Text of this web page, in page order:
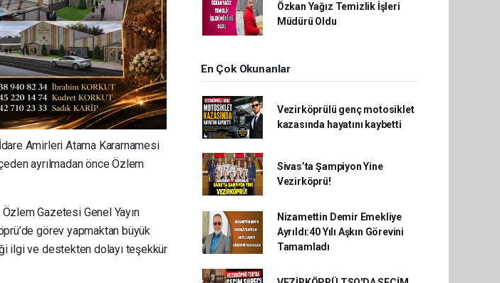
Amirleri Atama Kararnamesi
ayrılmadan önce Özlem
Gazetesi Genel Yayın
görev yapmaktan büyük
ilgi ve destekten dolayı teşekkür
Özkan Yağız Temizlik İşleri
Müdürü Oldu
En Çok Okunanlar
Vezirköprülü genç motosiklet
kazasında hayatını kaybetti
Sivas’ta Şampiyon Yine
Vezirköprü!
Nizamettin Demir Emekliye
Ayrıldı:40 Yılı Aşkın Görevini
Tamamladı